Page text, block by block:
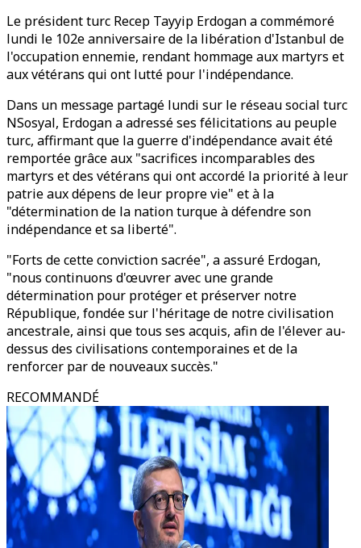
Le président turc Recep Tayyip Erdogan a commémoré
lundi le 102e anniversaire de la libération d'Istanbul de
l'occupation ennemie, rendant hommage aux martyrs et
aux vétérans qui ont lutté pour l'indépendance.
Dans un message partagé lundi sur le réseau social turc
NSosyal, Erdogan a adressé ses félicitations au peuple
turc, affirmant que la guerre d'indépendance avait été
remportée grâce aux "sacrifices incomparables des
martyrs et des vétérans qui ont accordé la priorité à leur
patrie aux dépens de leur propre vie" et à la
"détermination de la nation turque à défendre son
indépendance et sa liberté".
"Forts de cette conviction sacrée", a assuré Erdogan,
"nous continuons d'œuvrer avec une grande
détermination pour protéger et préserver notre
République, fondée sur l'héritage de notre civilisation
ancestrale, ainsi que tous ses acquis, afin de l'élever au-
dessus des civilisations contemporaines et de la
renforcer par de nouveaux succès."
RECOMMANDÉ